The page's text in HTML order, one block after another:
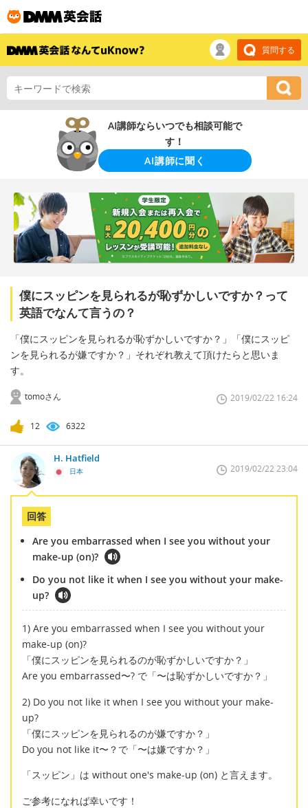
質問する
AI講師ならいつでも相談可能で
す！
AI講師に聞く
僕にスッピンを見られるが恥ずかしいですか？って
英語でなんて言うの？
「僕にスッピンを見られるが恥ずかしいですか？」「僕にスッピ
ンを見られるが嫌ですか？」それぞれ教えて頂けたらと思いま
す。
tomoさん 2019/02/22 16:24
12 6322
H. Hatfield
日本 2019/02/22 23:04
回答
Are you embarrassed when I see you without your
make-up (on)?
Do you not like it when I see you without your make-
up?
1) Are you embarrassed when I see you without your
make-up (on)?
「僕にスッピンを見られるのが恥ずかしいですか？」
Are you embarrassed〜? で「〜は恥ずかしいですか？」
2) Do you not like it when I see you without your make-
up?
「僕にスッピンを見られるのが嫌ですか？」
Do you not like it〜？で「〜は嫌ですか？」
「スッピン」は without one's make-up (on) と言えます。
ご参考になれば幸いです！